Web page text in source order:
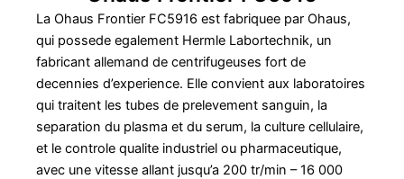
La Ohaus Frontier FC5916 est fabriquee par Ohaus,
qui possede egalement Hermle Labortechnik, un
fabricant allemand de centrifugeuses fort de
decennies d’experience. Elle convient aux laboratoires
qui traitent les tubes de prelevement sanguin, la
separation du plasma et du serum, la culture cellulaire,
et le controle qualite industriel ou pharmaceutique,
avec une vitesse allant jusqu’a 200 tr/min – 16 000